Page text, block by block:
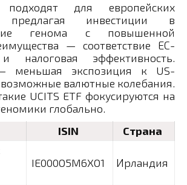
для европейских
предлагая инвестиции в
генома с повышенной
— соответствие ЕС-
налоговая эффективность.
меньшая экспозиция к US-
валютные колебания.
UCITS ETF фокусируются на
глобально.
ISIN
Страна
IE000O5M6XO1 Ирландия